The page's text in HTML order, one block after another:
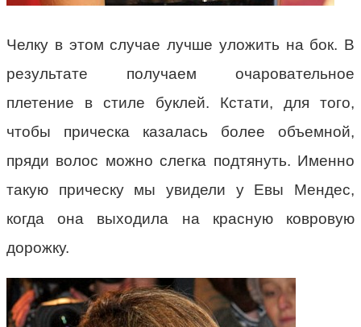
Челку в этом случае лучше уложить на бок. В
результате получаем очаровательное
плетение в стиле буклей. Кстати, для того,
чтобы прическа казалась более объемной,
пряди волос можно слегка подтянуть. Именно
такую прическу мы увидели у Евы Мендес,
когда она выходила на красную ковровую
дорожку.